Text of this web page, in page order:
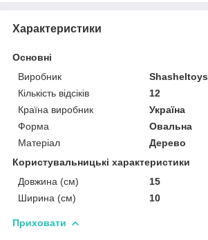
Характеристики
Основні
Виробник
Shasheltoys
Кількість відсіків
12
Країна виробник
Україна
Форма
Овальна
Матеріал
Дерево
Користувальницькі характеристики
Довжина (см)
15
Ширина (см)
10
Приховати